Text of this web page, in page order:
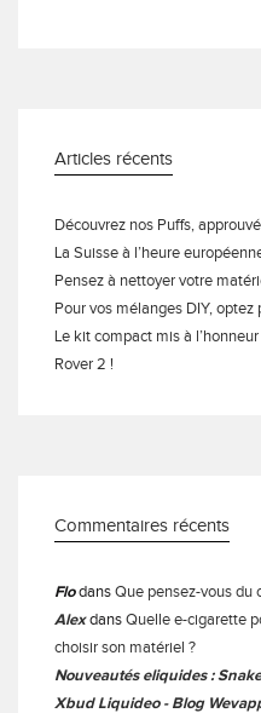
Articles récents
Découvrez nos Puffs,
La Suisse à l’heure
Pensez à nettoyer votre
Pour vos mélanges DIY, optez
Le kit compact mis à
Rover 2 !
Commentaires récents
Flodans Que pensez-vous du
Alexdans Quelle e-cigarette
choisir son matériel ?
Nouveautés eliquides :
Xbud Liquideo - Blog